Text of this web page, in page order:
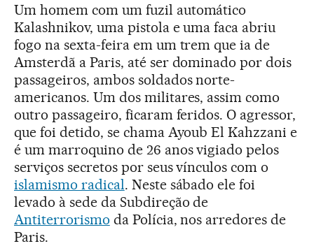
Um homem com um fuzil automático
Kalashnikov, uma pistola e uma faca abriu
fogo na sexta-feira em um trem que ia de
Amsterdã a Paris, até ser dominado por dois
passageiros, ambos soldados norte-
americanos. Um dos militares, assim como
outro passageiro, ficaram feridos. O agressor,
que foi detido, se chama Ayoub El Kahzzani e
é um marroquino de 26 anos vigiado pelos
serviços secretos por seus vínculos com o
islamismo radical. Neste sábado ele foi
levado à sede da Subdireção de
Antiterrorismo da Polícia, nos arredores de
Paris.